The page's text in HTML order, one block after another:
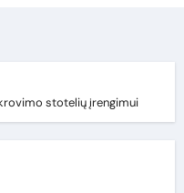
stotelių įrengimui